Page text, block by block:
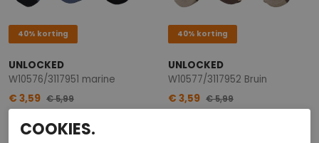
40% korting
UNLOCKED
W10576/3117951 marine
€ 3,59 € 5,99
40% korting
UNLOCKED
W10577/3117952 Bruin
€ 3,59 € 5,99
COOKIES.